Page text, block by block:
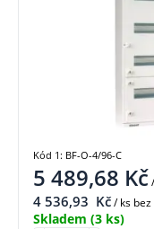
5 489,68 Kč
4 536,93 Kč/ ks bez
Skladem (3 ks)
Kód 1: BF-O-4/96-C